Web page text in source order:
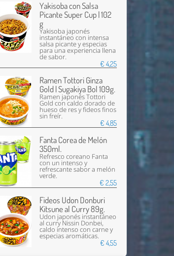
Yakisoba con Salsa
Picante Super Cup | 102
g
Yakisoba japonés
instantáneo con intensa
salsa picante y especias
para una experiencia llena
de sabor.
€ 4,25
Ramen Tottori Ginza
Gold | Sugakiya Bol 109g.
Ramen japonés Tottori
Gold con caldo dorado de
hueso de res y fideos finos
sin freír.
€ 4,85
Fanta Corea de Melón
350ml.
Refresco coreano Fanta
con un intenso y
refrescante sabor a melón
verde.
€ 2,55
Fideos Udon Donburi
Kitsune al Curry 89g.
Udon japonés instantáneo
al curry Nissin Donbei,
caldo intenso con carne y
especias aromáticas.
€ 4,55